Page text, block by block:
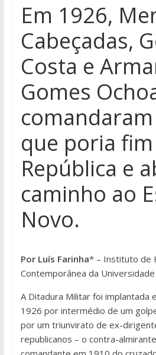
Em 1926,
Cabeçadas,
Costa e
Gomes
que poria fim
República e
caminho ao
Novo.
Por Luís Farinha* – Instituto de
Contemporânea da
A Ditadura Militar foi implantada
1926 por intermédio de um
por um triunvirato de ex-
republicanos – o contra-